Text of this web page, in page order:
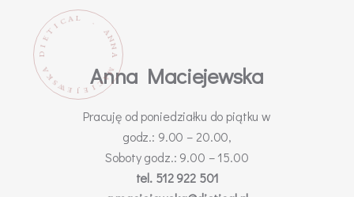
D
I
E
T
I C A L
A
N
N
A
M
A
C
I
E
J
E
W
S
K
A Anna Maciejewska
Pracuję od poniedziałku do piątku w
godz.: 9.00 – 20.00,
Soboty godz.: 9.00 – 15.00
tel. 512 922 501